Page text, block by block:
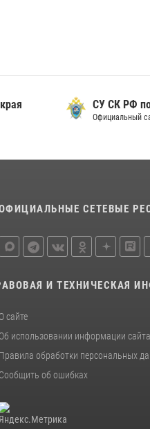
СУ СК РФ
Официальный
СЕТЕВЫЕ
И ТЕХНИЧЕСКАЯ
О сайте
Об использовании информации сайта
Правила обработки персональных
Сообщить об ошибках